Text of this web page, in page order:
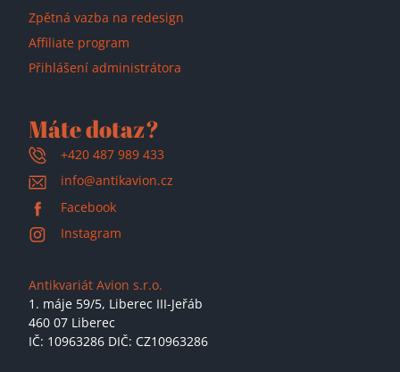
Zpětná vazba na redesign
Affiliate program
Přihlášení administrátora
Máte dotaz?
+420 487 989 433
info@antikavion.cz
Facebook
Instagram
Antikvariát Avion s.r.o.
1. máje 59/5, Liberec III-Jeřáb
460 07 Liberec
IČ: 10963286 DIČ: CZ10963286